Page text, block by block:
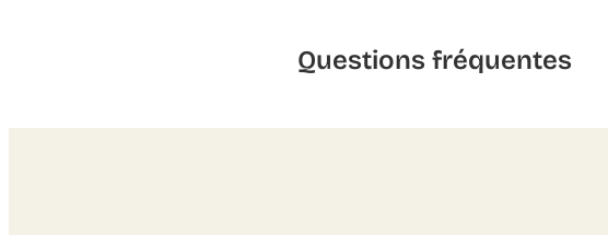
Questions fréquentes